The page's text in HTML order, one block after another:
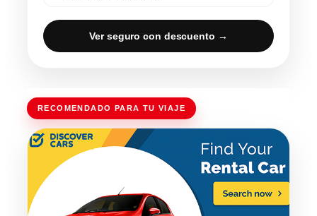
Ver seguro con descuento →
RECOMENDADO PARA TU VIAJE